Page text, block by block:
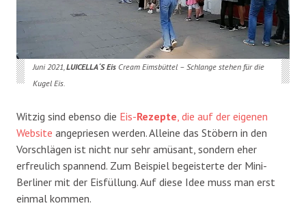
Juni 2021, LUICELLA´S EisCream Eimsbüttel – Schlange stehen für die
Kugel Eis.
Witzig sind ebenso die Eis-Rezepte , die auf der eigenen
Website angepriesen werden. Alleine das Stöbern in den
Vorschlägen ist nicht nur sehr amüsant, sondern eher
erfreulich spannend. Zum Beispiel begeisterte der Mini-
Berliner mit der Eisfüllung. Auf diese Idee muss man erst
einmal kommen.